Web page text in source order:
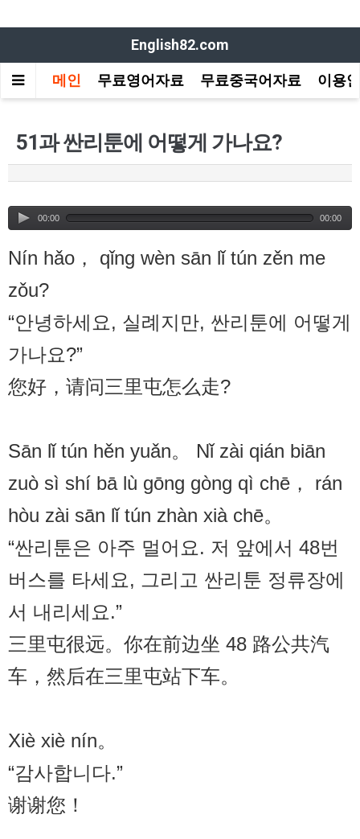
English82.com
메인 무료영어자료 무료중국어자료 이용
51과 싼리툰에 어떻게 가나요?
00:00 00:00
Nín hǎo， qǐng wèn sān lǐ tún zěn me
zǒu?
“안녕하세요, 실례지만, 싼리툰에 어떻게
가나요?”
您好，请问三里屯怎么走?
Sān lǐ tún hěn yuǎn。 Nǐ zài qián biān
zuò sì shí bā lù gōng gòng qì chē， rán
hòu zài sān lǐ tún zhàn xià chē。
“싼리툰은 아주 멀어요. 저 앞에서 48번
버스를 타세요, 그리고 싼리툰 정류장에
서 내리세요.”
三里屯很远。你在前边坐 48 路公共汽
车，然后在三里屯站下车。
Xiè xiè nín。
“감사합니다.”
谢谢您！